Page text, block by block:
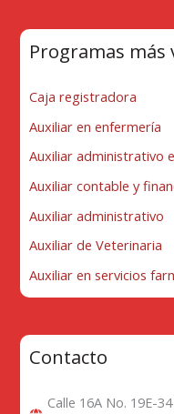
Programas más
Caja registradora
Auxiliar en enfermería
Auxiliar administrativo
Auxiliar contable y
Auxiliar administrativo
Auxiliar de Veterinaria
Auxiliar en servicios
Contacto
Calle 16A No. 19E-